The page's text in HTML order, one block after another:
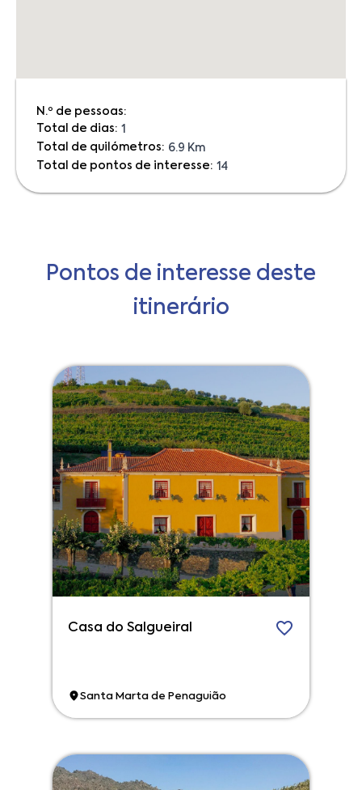
N.º de pessoas:
Total de dias: 1
Total de quilómetros: 6.9 Km
Total de pontos de interesse: 14
Pontos de interesse deste
itinerário
Casa do Salgueiral
Santa Marta de Penaguião